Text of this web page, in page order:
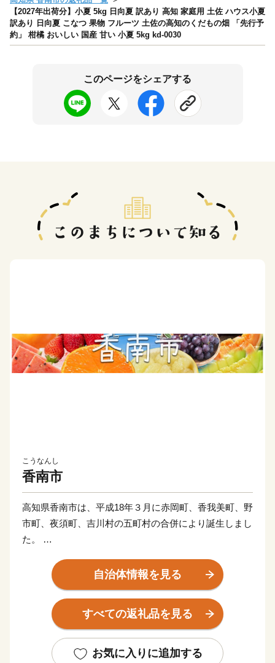
【2027年出荷分】小夏 5kg 日向夏 訳あり 高知 家庭用 土佐 ハウス小夏
訳あり 日向夏 こなつ 果物 フルーツ 土佐の高知のくだもの畑 「先行予
約」 柑橘 おいしい 国産 甘い 小夏 5kg kd-0030
このページをシェアする
こうなんし
香南市
高知県香南市は、平成18年３月に赤岡町、香我美町、野
市町、夜須町、吉川村の五町村の合併により誕生しまし
た。
山地部からなり、市内を物部川、香宗川などが流れ、美
しい水と緑に包まれた元気で豊かなまちです。
香南市へのご寄附、誠にありがとうございます！
いたします♪
自治体情報を見る
すべての返礼品を見る
お気に入りに追加する